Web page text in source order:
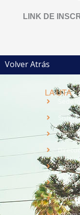
LINK DE
Volver Atrás
LA UTA
Sede
Fondo